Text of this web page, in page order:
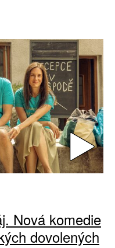
Nová komedie
dovolených